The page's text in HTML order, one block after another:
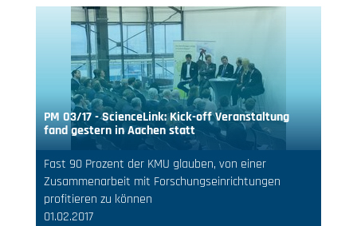
PM 03/17 - ScienceLink: Kick-off Veranstaltung
fand gestern in Aachen statt
Fast 90 Prozent der KMU glauben, von einer
Zusammenarbeit mit Forschungseinrichtungen
profitieren zu können
01.02.2017